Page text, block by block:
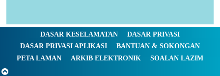
DASAR KESELAMATAN
DASAR PRIVASI
DASAR PRIVASI APLIKASI
BANTUAN & SOKONGAN
PETA LAMAN
ARKIB ELEKTRONIK SOALAN LAZIM